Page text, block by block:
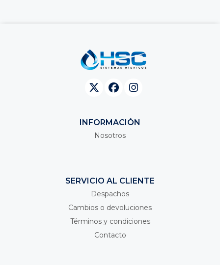
INFORMACIÓN
Nosotros
SERVICIO AL CLIENTE
Despachos
Cambios o devoluciones
Términos y condiciones
Contacto